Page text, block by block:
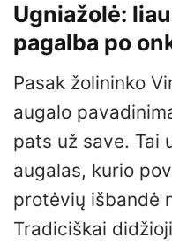
Ugniažolė:
pagalba po
Pasak žolininko
augalo
pats už save. Tai
augalas, kurio
protėvių išbandė
Tradiciškai